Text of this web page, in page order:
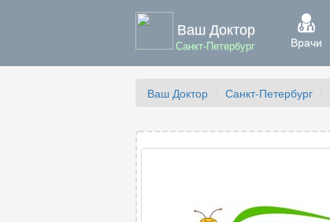
Ваш Доктор
Санкт-Петербург Врачи
Ваш Доктор Санкт-Петербург